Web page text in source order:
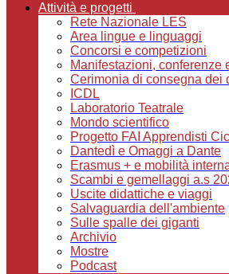
Attività e progetti
Rete Nazionale LES
Area lingue e linguaggi
Concorsi e competizioni
Manifestazioni, conferenze
Cerimonia di consegna dei
ICDL
Laboratorio Teatrale
Mondo scientifico
Progetto FAI Apprendisti
Dantedì e Omaggi a Dante
Erasmus + e mobilità
Scambi e gemellaggi a.s
Uscite didattiche e viaggi
Salvaguardia dell'ambiente
Sulle spalle dei giganti
Archivio
Mostre
Podcast